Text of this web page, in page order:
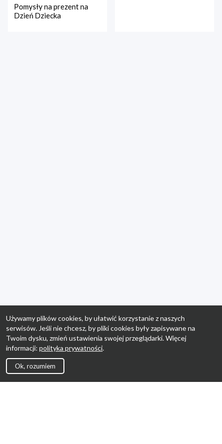
Pomysły na prezent na
Dzień Dziecka
Używamy plików cookies, by ułatwić korzystanie z naszych
serwisów. Jeśli nie chcesz, by pliki cookies były zapisywane na
Twoim dysku, zmień ustawienia swojej przeglądarki. Więcej
informacji: polityka prywatności.
Ok, rozumiem